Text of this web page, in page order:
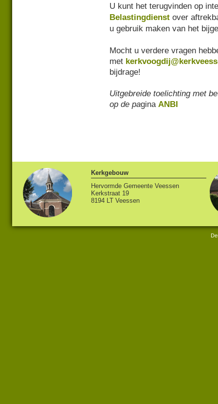
U kunt het terugvinden op
Belastingdienst over
u gebruik maken van het
Mocht u verdere vragen
met
bijdrage!
Uitgebreide toelichting met
op de pagina ANBI
Kerkgebouw
Hervormde Gemeente Veessen
Kerkstraat 19
8194 LT Veessen